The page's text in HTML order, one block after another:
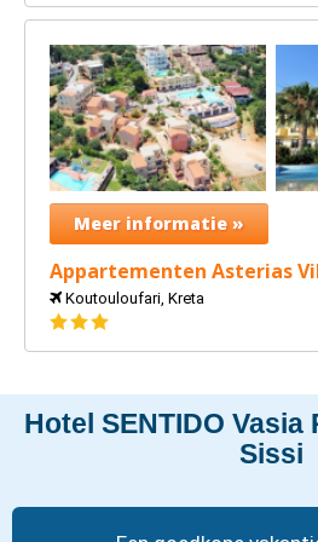
Meer informatie »
Appartementen Asterias
Koutouloufari, Kreta
3
Hotel SENTIDO Vasia
Sissi